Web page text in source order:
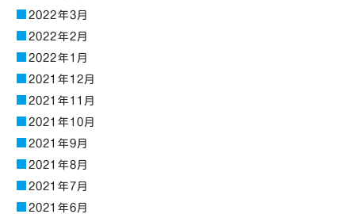
2022年3月
2022年2月
2022年1月
2021年12月
2021年11月
2021年10月
2021年9月
2021年8月
2021年7月
2021年6月